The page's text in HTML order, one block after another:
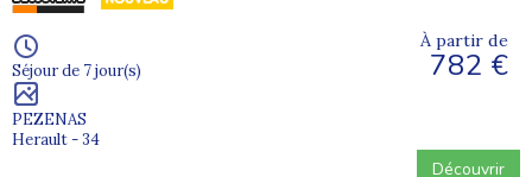
Séjour de 7 jour(s)
PEZENAS
Herault - 34
À partir de
782 €
Découvrir